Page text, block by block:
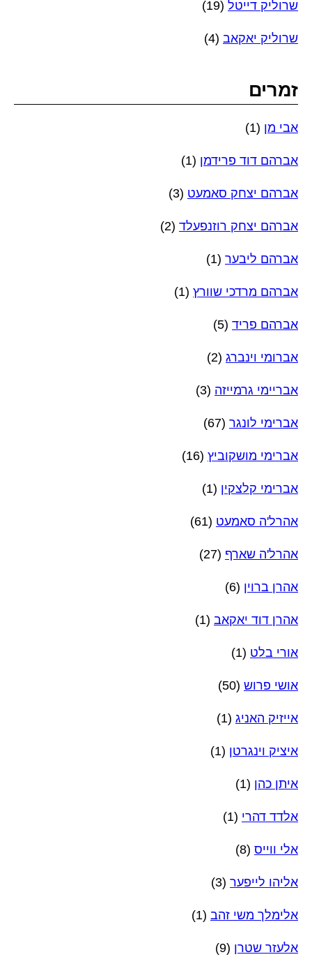
שרוליק דייטל (19)
שרוליק יאקאב (4)
זמרים
אבי מן (1)
אברהם דוד פרידמן (1)
אברהם יצחק סאמעט (3)
אברהם יצחק רוזנפעלד (2)
אברהם ליבער (1)
אברהם מרדכי שוורץ (1)
אברהם פריד (5)
אברומי וינברג (2)
אבריימי גרמייזה (3)
אברימי לונגר (67)
אברימי מושקוביץ (16)
אברימי קלצקין (1)
אהרל'ה סאמעט (61)
אהרל'ה שארף (27)
אהרן ברוין (6)
אהרן דוד יאקאב (1)
אורי בלט (1)
אושי פרוש (50)
אייזיק האניג (1)
איציק וינגרטן (1)
איתן כהן (1)
אלדד דהרי (1)
אלי ווייס (8)
אליהו לייפער (3)
אלימלך משי זהב (1)
אלעזר שטרן (9)